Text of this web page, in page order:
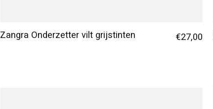
Zangra Onderzetter vilt grijstinten €27,00